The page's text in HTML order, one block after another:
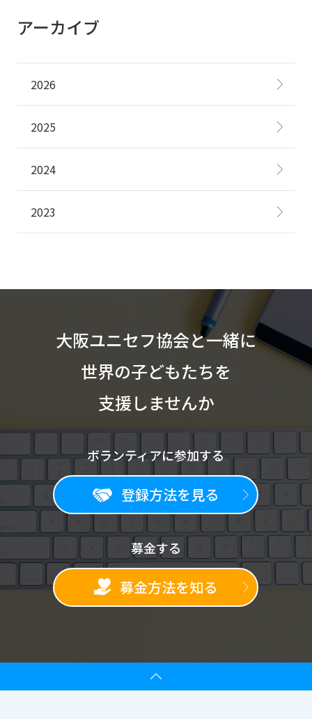
アーカイブ
2026
2025
2024
2023
大阪ユニセフ協会と一緒に
世界の子どもたちを
支援しませんか
ボランティアに参加する
登録方法を見る
募金する
募金方法を知る